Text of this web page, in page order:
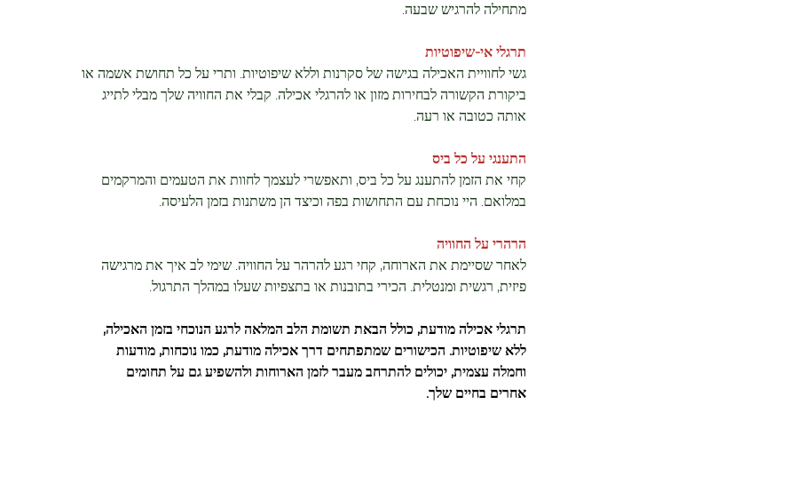
מתחילה להרגיש שבעה.
תרגלי אי-שיפוטיות
גשי לחוויית האכילה בגישה של סקרנות וללא שיפוטיות. ותרי על כל תחושת אשמה או
ביקורת הקשורה לבחירות מזון או להרגלי אכילה. קבלי את החוויה שלך מבלי לתייג
אותה כטובה או רעה.
התענגי על כל ביס
קחי את הזמן להתענג על כל ביס, ותאפשרי לעצמך לחוות את הטעמים והמרקמים
במלואם. היי נוכחת עם התחושות בפה וכיצד הן משתנות בזמן הלעיסה.
הרהרי על החוויה
לאחר שסיימת את הארוחה, קחי רגע להרהר על החוויה. שימי לב איך את מרגישה
פיזית, רגשית ומנטלית. הכירי בתובנות או בתצפיות שעלו במהלך התרגול.
תרגלי אכילה מודעת, כולל הבאת תשומת הלב המלאה לרגע הנוכחי בזמן האכילה,
ללא שיפוטיות. הכישורים שמתפתחים דרך אכילה מודעת, כמו נוכחות, מודעות
וחמלה עצמית, יכולים להתרחב מעבר לזמן הארוחות ולהשפיע גם על תחומים
אחרים בחיים שלך.